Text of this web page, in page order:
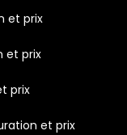
et prix
et prix
prix
et prix